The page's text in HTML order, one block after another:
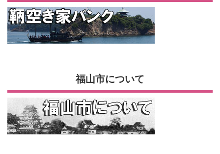
福山市について